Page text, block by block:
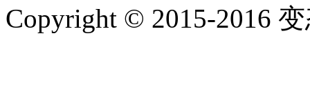
Copyright © 2015-2016